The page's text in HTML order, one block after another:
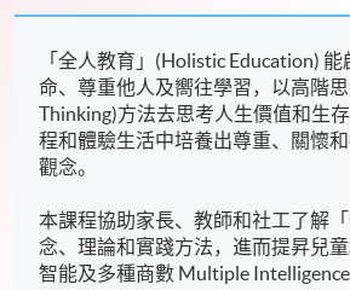
「全人教育」(Holistic Education)
命、尊重他人及嚮往學習，以高階
Thinking)方法去思考人生價值和生
程和體驗生活中培養出尊重、關懷
觀念。
本課程協助家長、教師和社工了解
念、理論和實踐方法，進而提昇兒
智能及多種商數 Multiple